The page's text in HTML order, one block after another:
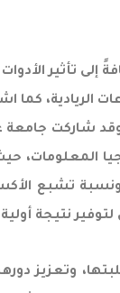
إلى تأثير
الريادية،
شاركت
تشبع
نتيجة
وتعزيز